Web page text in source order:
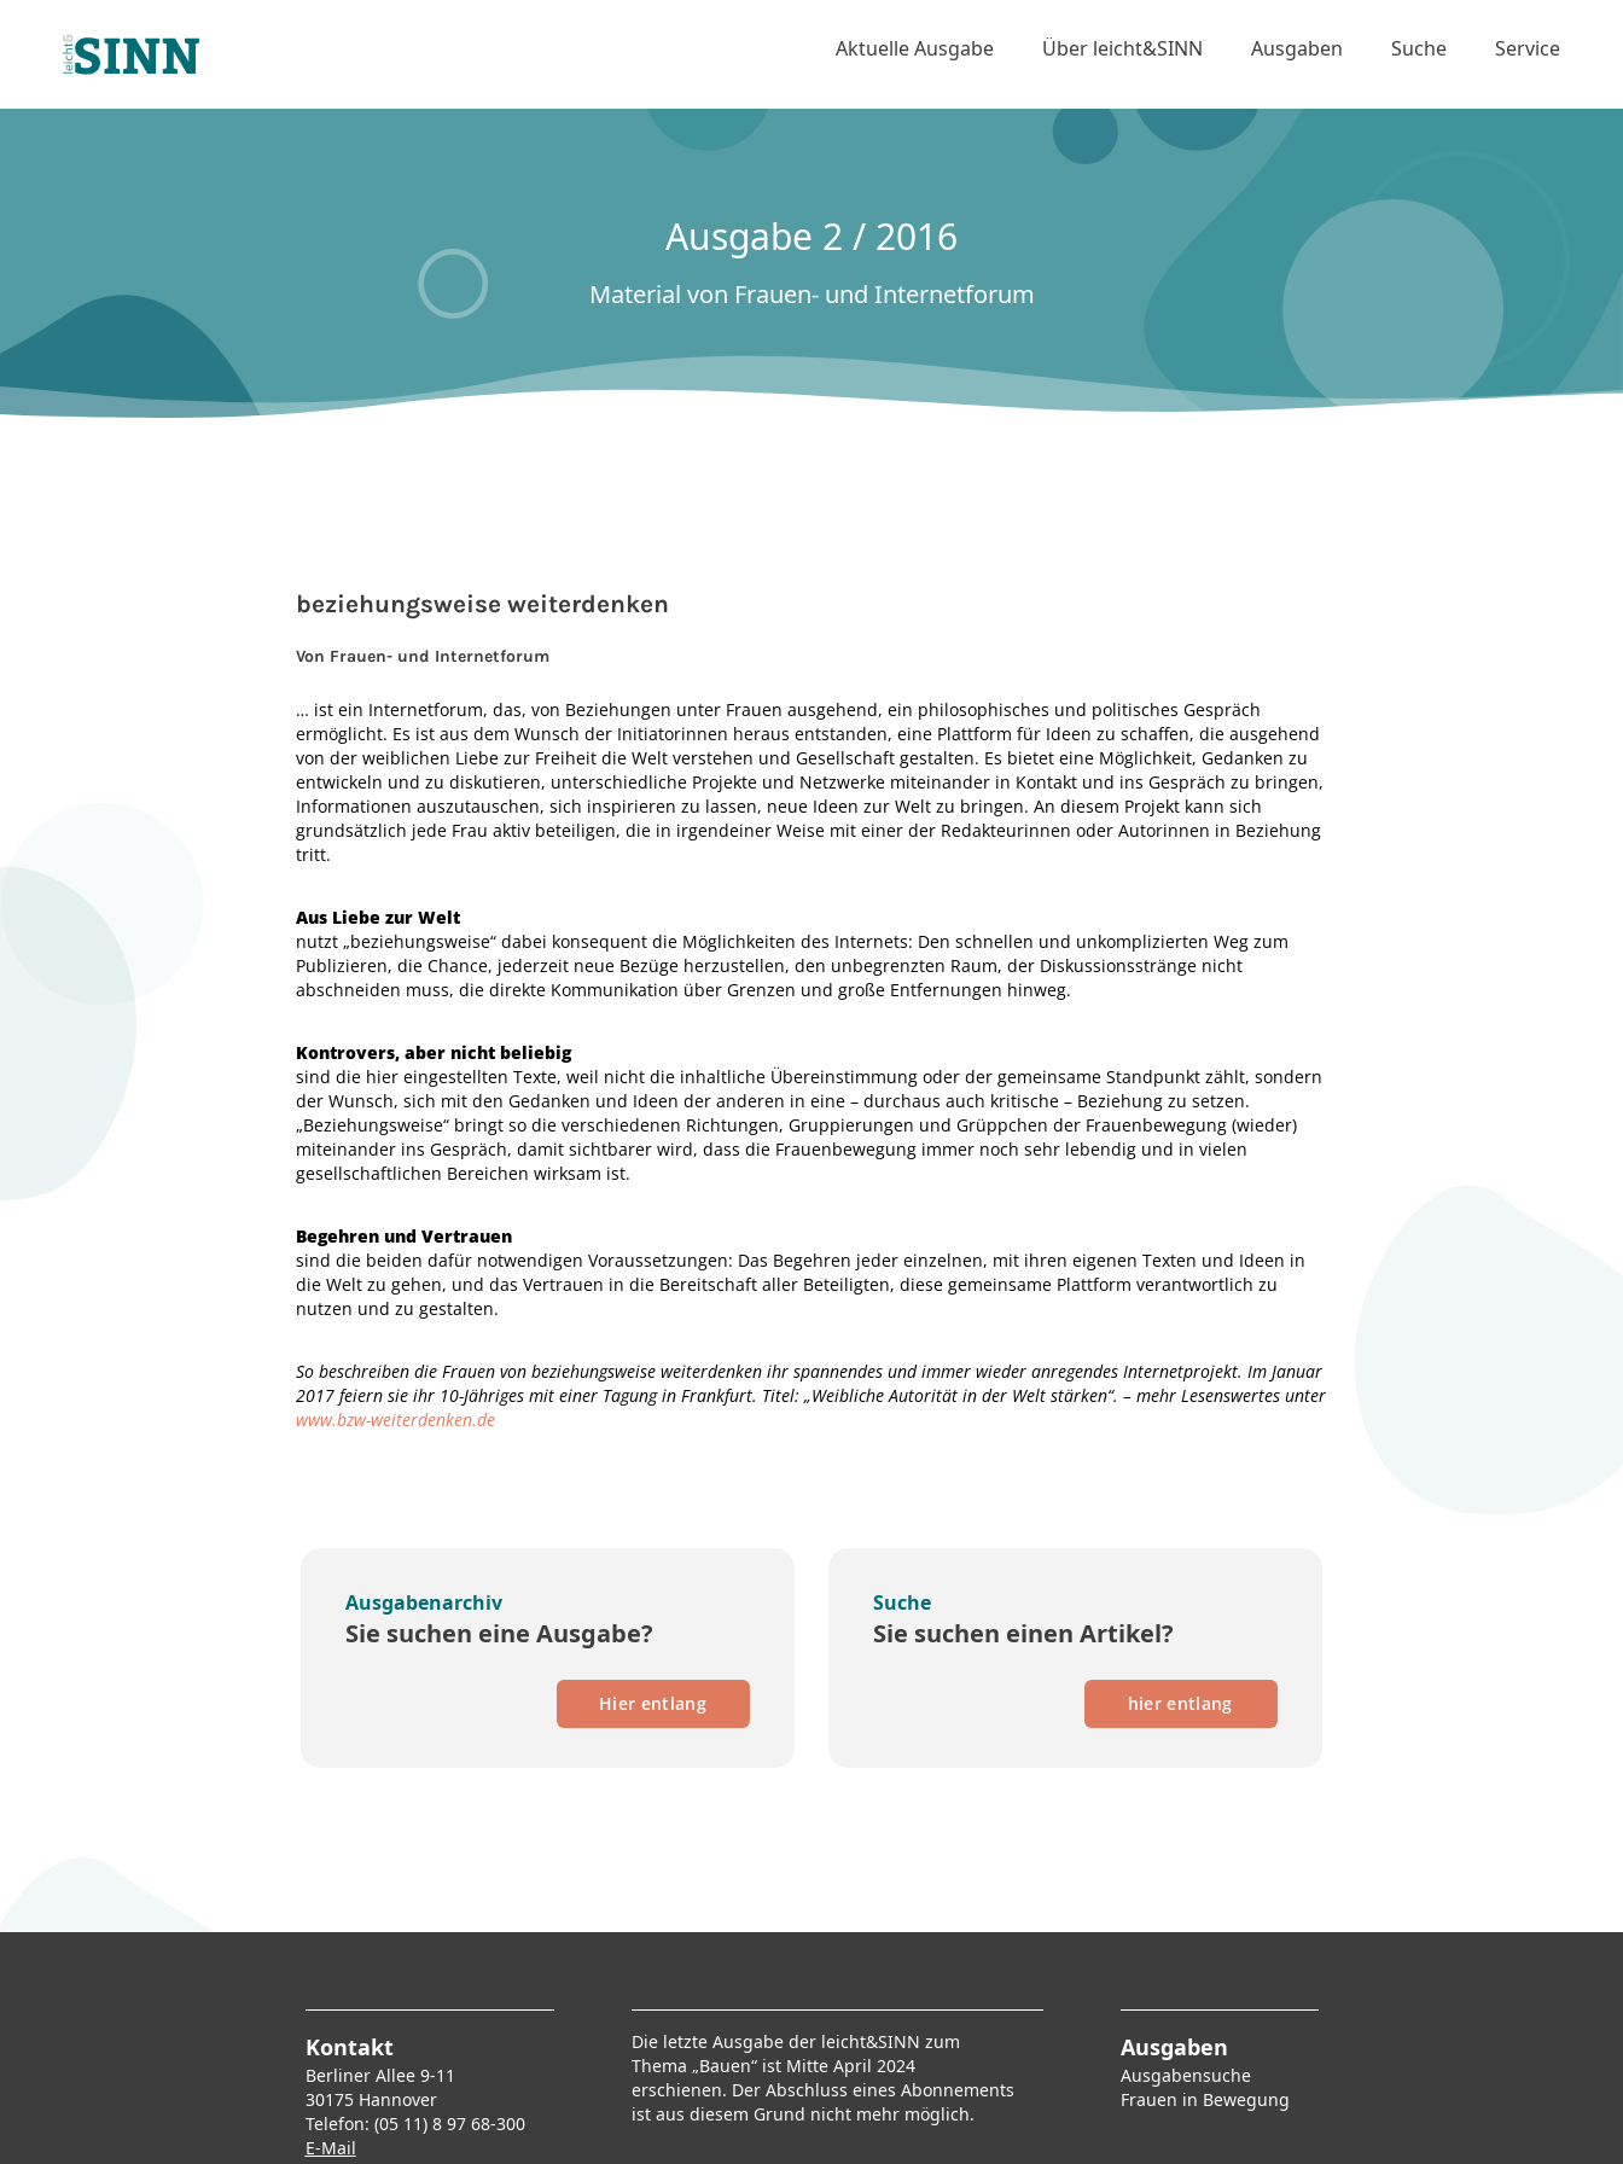
Aktuelle Ausgabe Über leicht&SINN Ausgaben Suche Service
Ausgabe 2 / 2016
Material von Frauen- und Internetforum
beziehungsweise weiterdenken
Von Frauen- und Internetforum
… ist ein Internetforum, das, von Beziehungen unter Frauen ausgehend, ein philosophisches und politisches Gespräch
ermöglicht. Es ist aus dem Wunsch der Initiatorinnen heraus entstanden, eine Plattform für Ideen zu schaffen, die ausgehend
von der weiblichen Liebe zur Freiheit die Welt verstehen und Gesellschaft gestalten. Es bietet eine Möglichkeit, Gedanken zu
entwickeln und zu diskutieren, unterschiedliche Projekte und Netzwerke miteinander in Kontakt und ins Gespräch zu bringen,
Informationen auszutauschen, sich inspirieren zu lassen, neue Ideen zur Welt zu bringen. An diesem Projekt kann sich
grundsätzlich jede Frau aktiv beteiligen, die in irgendeiner Weise mit einer der Redakteurinnen oder Autorinnen in Beziehung
tritt.
Aus Liebe zur Welt
nutzt „beziehungsweise“ dabei konsequent die Möglichkeiten des Internets: Den schnellen und unkomplizierten Weg zum
Publizieren, die Chance, jederzeit neue Bezüge herzustellen, den unbegrenzten Raum, der Diskussionsstränge nicht
abschneiden muss, die direkte Kommunikation über Grenzen und große Entfernungen hinweg.
Kontrovers, aber nicht beliebig
sind die hier eingestellten Texte, weil nicht die inhaltliche Übereinstimmung oder der gemeinsame Standpunkt zählt, sondern
der Wunsch, sich mit den Gedanken und Ideen der anderen in eine – durchaus auch kritische – Beziehung zu setzen.
„Beziehungsweise“ bringt so die verschiedenen Richtungen, Gruppierungen und Grüppchen der Frauenbewegung (wieder)
miteinander ins Gespräch, damit sichtbarer wird, dass die Frauenbewegung immer noch sehr lebendig und in vielen
gesellschaftlichen Bereichen wirksam ist.
Begehren und Vertrauen
sind die beiden dafür notwendigen Voraussetzungen: Das Begehren jeder einzelnen, mit ihren eigenen Texten und Ideen in
die Welt zu gehen, und das Vertrauen in die Bereitschaft aller Beteiligten, diese gemeinsame Plattform verantwortlich zu
nutzen und zu gestalten.
So beschreiben die Frauen von beziehungsweise weiterdenken ihr spannendes und immer wieder anregendes Internetprojekt. Im Januar
2017 feiern sie ihr 10-Jähriges mit einer Tagung in Frankfurt. Titel: „Weibliche Autorität in der Welt stärken“. – mehr Lesenswertes unter
www.bzw-weiterdenken.de
Ausgabenarchiv
Sie suchen eine Ausgabe?
Hier entlang
Suche
Sie suchen einen Artikel?
hier entlang
Kontakt
Berliner Allee 9-11
30175 Hannover
Telefon: (05 11) 8 97 68-300
E-Mail
Die letzte Ausgabe der leicht&SINN zum
Thema „Bauen“ ist Mitte April 2024
erschienen. Der Abschluss eines Abonnements
ist aus diesem Grund nicht mehr möglich.
Ausgaben
Ausgabensuche
Frauen in Bewegung